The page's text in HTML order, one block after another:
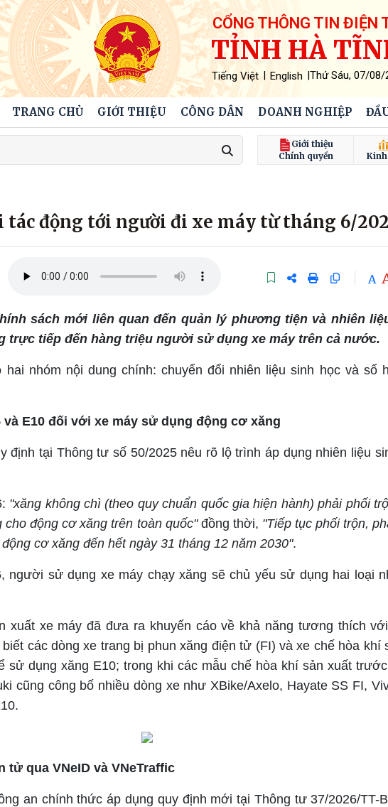
CỔNG THÔNG TIN ĐIỆN
TỈNH HÀ
Tiếng Việt | English |Thứ Sáu, 07/08/
TRANG CHỦ GIỚI THIỆU CÔNG DÂN DOANH NGHIỆP
Giới thiệu
Chính quyền
tác động tới người đi xe máy từ tháng 6/
A
sách mới liên quan đến quản lý phương tiện và nhiên
trực tiếp đến hàng triệu người sử dụng xe máy trên cả nước.
hai nhóm nội dung chính: chuyển đổi nhiên liệu sinh học và số
và E10 đối với xe máy sử dụng động cơ xăng
định tại Thông tư số 50/2025 nêu rõ lộ trình áp dụng nhiên liệu
"xăng không chì (theo quy chuẩn quốc gia hiện hành) phải phối
động cơ xăng trên toàn quốc"đồng thời, "Tiếp tục phối trộn,
cơ xăng đến hết ngày 31 tháng 12 năm 2030".
người sử dụng xe máy chạy xăng sẽ chủ yếu sử dụng hai loại
xuất xe máy đã đưa ra khuyến cáo về khả năng tương thích
các dòng xe trang bị phun xăng điện tử (FI) và xe chế hòa khí
sử dụng xăng E10; trong khi các mẫu chế hòa khí sản xuất
cũng công bố nhiều dòng xe như XBike/Axelo, Hayate SS FI,
tử qua VNeID và VNeTraffic
an chính thức áp dụng quy định mới tại Thông tư 37/2026/TT-